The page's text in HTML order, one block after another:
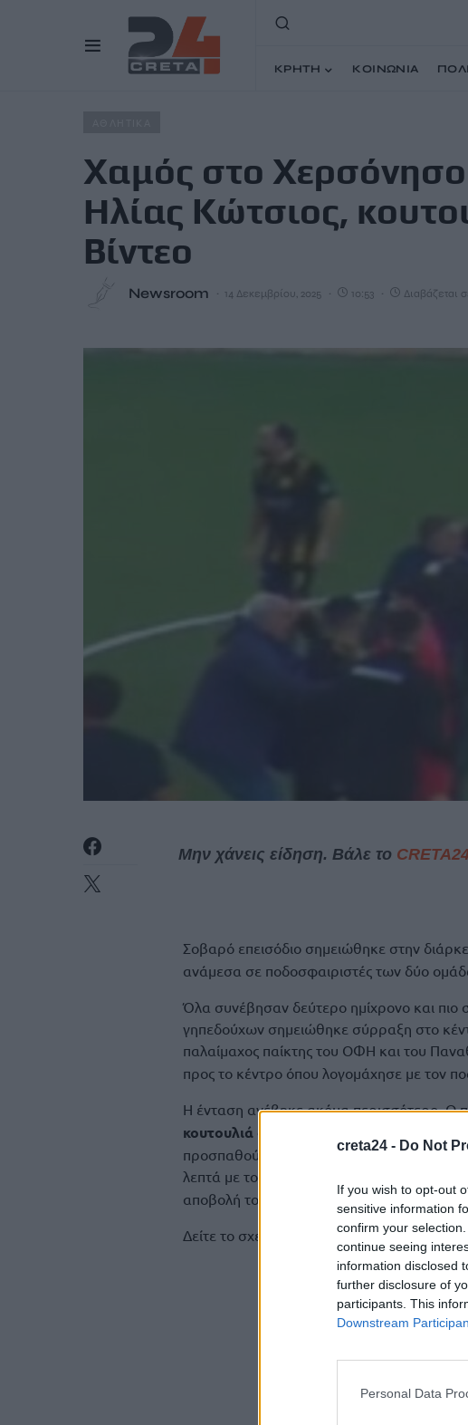
creta24 - Do Not
If you wish to opt-out
sensitive information
confirm your
continue seeing
information disclosed
further disclosure of
participants. This
Downstream
Personal Data
ΚΡΗΤΗ ΚΟΙΝΩΝΙΑ
Χαμός στο
Ηλίας Κώτσιος,
Βίντεο
Newsroom 14 Δεκεμβρίου, 2025 10:53 Διαβάζεται
Μην χάνεις είδηση. Βάλε το
Σοβαρό επεισόδιο σημειώθηκε στην
ανάμεσα σε ποδοσφαιριστές των δύο
Όλα συνέβησαν δεύτερο ημίχρονο και πιο
γηπεδούχων σημειώθηκε σύρραξη στο
παλαίμαχος παίκτης του ΟΦΗ και του
προς το κέντρο όπου λογομάχησε με τον
Η ένταση ανέβηκε ακόμα περισσότερο. Ο
κουτουλιά στον παίκτη της αντίπαλης
προσπαθούν να αποκαταστήσουν την τάξη
λεπτά με τον Ηλία Κώτσιο να
αποβολή του Λουμπάκη.
Δείτε το σχετικό βίντεο